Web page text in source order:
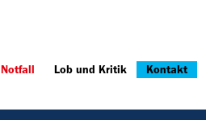
Notfall Lob und Kritik Kontakt